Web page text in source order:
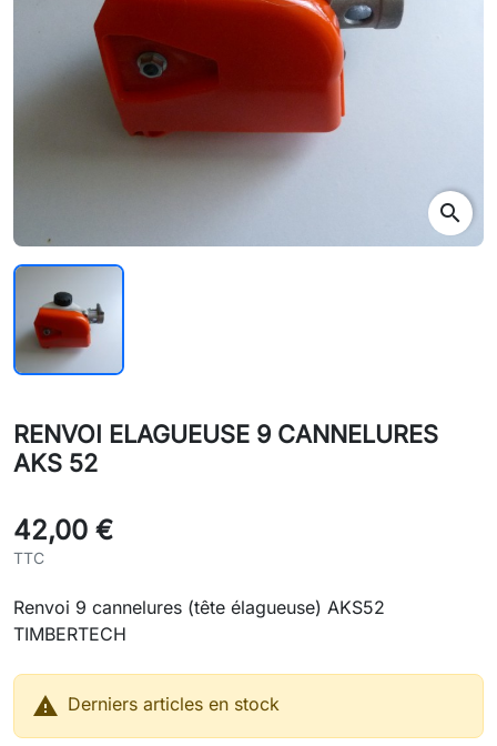
search
RENVOI ELAGUEUSE 9 CANNELURES
AKS 52
42,00 €
TTC
Renvoi 9 cannelures (tête élagueuse) AKS52
TIMBERTECH
 Derniers articles en stock